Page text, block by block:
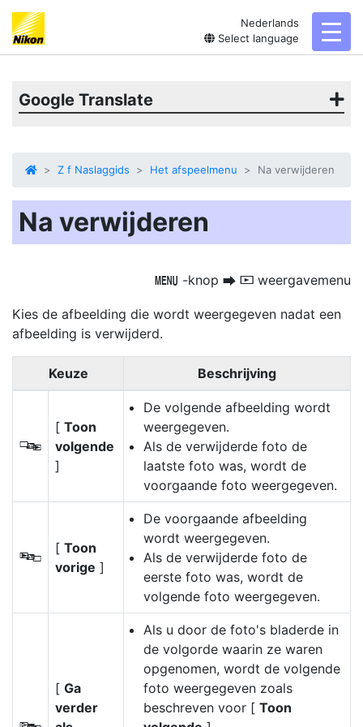
Nederlands
Select language
Google Translate
Z f Naslaggids Het afspeelmenu Na verwijderen
Na verwijderen
G -knop U D weergavemenu
Kies de afbeelding die wordt weergegeven nadat een
afbeelding is verwijderd.
Keuze Beschrijving
S
[ Toon
volgende
]
De volgende afbeelding wordt
weergegeven.
Als de verwijderde foto de
laatste foto was, wordt de
voorgaande foto weergegeven.
T
[ Toon
vorige ]
De voorgaande afbeelding
wordt weergegeven.
Als de verwijderde foto de
eerste foto was, wordt de
volgende foto weergegeven.
[ Ga
verder
Als u door de foto's bladerde in
de volgorde waarin ze waren
opgenomen, wordt de volgende
foto weergegeven zoals
beschreven voor [ Toon